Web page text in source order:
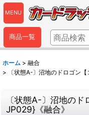
MENU
商品一覧
ホーム > 融合
>
〔状態A-〕沼地のドロゴン
〔状態A-〕沼地の
JP029}《融合》